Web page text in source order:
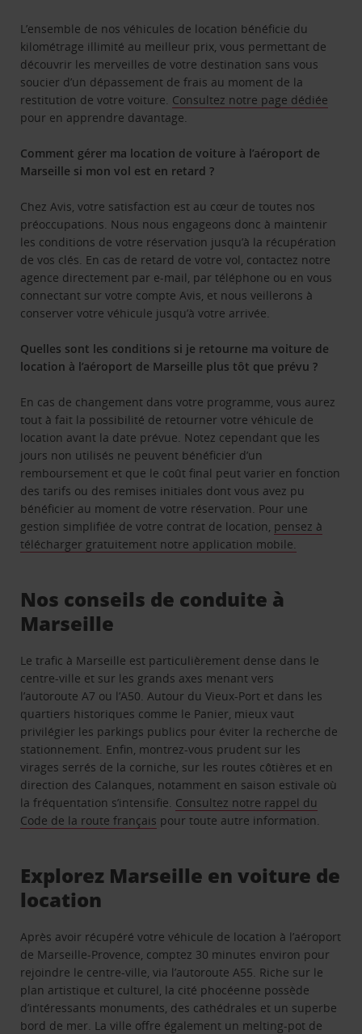
L’ensemble de nos véhicules de location bénéficie du
kilométrage illimité au meilleur prix, vous permettant de
découvrir les merveilles de votre destination sans vous
soucier d’un dépassement de frais au moment de la
restitution de votre voiture. Consultez notre page dédiée
pour en apprendre davantage.
Comment gérer ma location de voiture à l’aéroport de
Marseille si mon vol est en retard ?
Chez Avis, votre satisfaction est au cœur de toutes nos
préoccupations. Nous nous engageons donc à maintenir
les conditions de votre réservation jusqu’à la récupération
de vos clés. En cas de retard de votre vol, contactez notre
agence directement par e-mail, par téléphone ou en vous
connectant sur votre compte Avis, et nous veillerons à
conserver votre véhicule jusqu’à votre arrivée.
Quelles sont les conditions si je retourne ma voiture de
location à l’aéroport de Marseille plus tôt que prévu ?
En cas de changement dans votre programme, vous aurez
tout à fait la possibilité de retourner votre véhicule de
location avant la date prévue. Notez cependant que les
jours non utilisés ne peuvent bénéficier d’un
remboursement et que le coût final peut varier en fonction
des tarifs ou des remises initiales dont vous avez pu
bénéficier au moment de votre réservation. Pour une
gestion simplifiée de votre contrat de location, pensez à
télécharger gratuitement notre application mobile.
Nos conseils de conduite à
Marseille
Le trafic à Marseille est particulièrement dense dans le
centre-ville et sur les grands axes menant vers
l’autoroute A7 ou l’A50. Autour du Vieux-Port et dans les
quartiers historiques comme le Panier, mieux vaut
privilégier les parkings publics pour éviter la recherche de
stationnement. Enfin, montrez-vous prudent sur les
virages serrés de la corniche, sur les routes côtières et en
direction des Calanques, notamment en saison estivale où
la fréquentation s’intensifie. Consultez notre rappel du
Code de la route français pour toute autre information.
Explorez Marseille en voiture de
location
Après avoir récupéré votre véhicule de location à l’aéroport
de Marseille-Provence, comptez 30 minutes environ pour
rejoindre le centre-ville, via l’autoroute A55. Riche sur le
plan artistique et culturel, la cité phocéenne possède
d’intéressants monuments, des cathédrales et un superbe
bord de mer. La ville offre également un melting-pot de